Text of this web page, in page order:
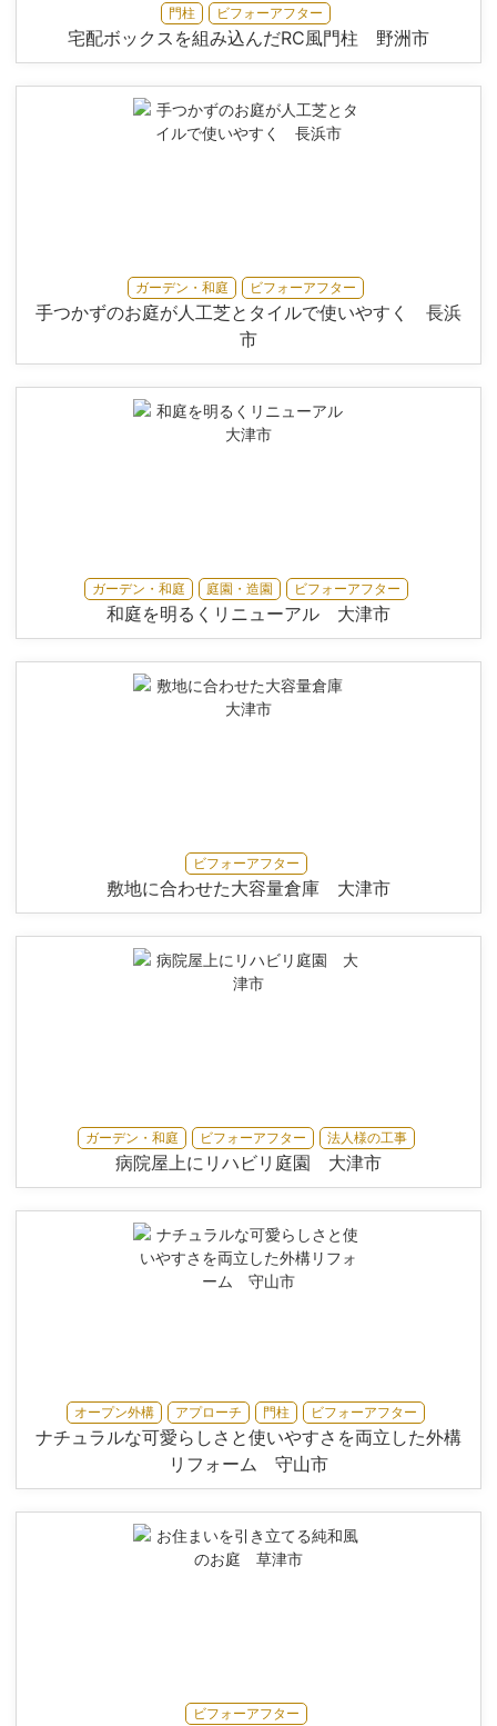
門柱 ビフォーアフター
宅配ボックスを組み込んだRC風門柱 野洲市
ガーデン・和庭 ビフォーアフター
手つかずのお庭が人工芝とタイルで使いやすく 長浜
市
ガーデン・和庭 庭園・造園 ビフォーアフター
和庭を明るくリニューアル 大津市
ビフォーアフター
敷地に合わせた大容量倉庫 大津市
ガーデン・和庭 ビフォーアフター 法人様の工事
病院屋上にリハビリ庭園 大津市
オープン外構 アプローチ 門柱 ビフォーアフター
ナチュラルな可愛らしさと使いやすさを両立した外構
リフォーム 守山市
ビフォーアフター